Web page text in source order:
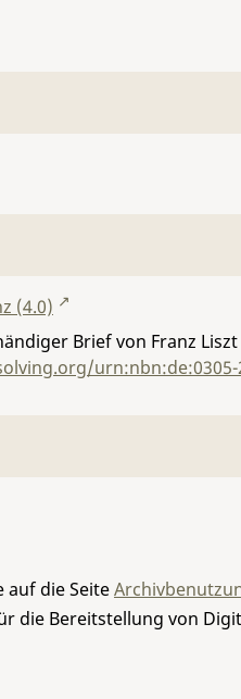
(4.0)
Brief von Franz
urn:nbn:de:0305-
auf die Seite
Bereitstellung von